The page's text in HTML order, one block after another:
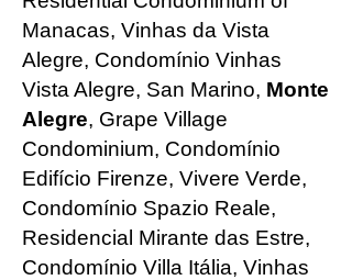
Manacas, Vinhas da Vista
Alegre, Condomínio Vinhas
Vista Alegre, San Marino, Monte
Alegre, Grape Village
Condominium, Condomínio
Edifício Firenze, Vivere Verde,
Condomínio Spazio Reale,
Residencial Mirante das Estre,
Condomínio Villa Itália, Vinhas